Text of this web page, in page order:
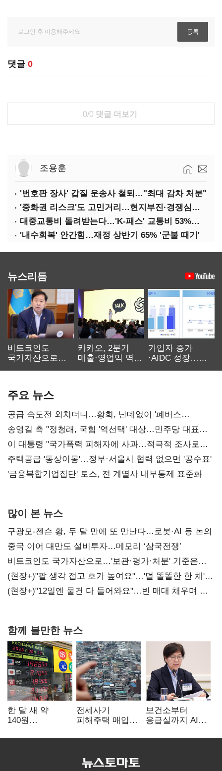
댓글 0
0/0 댓글 더보기
조용훈
'번호판 장사' 갑질 운송사 철퇴…"최대 감차 처분"
'중화권 리스크'도 고민거리…현지부진·경쟁심화·양안냉각
대중교통비 돌려받는다…'K-패스' 교통비 53%까지 환급
'내수회복' 안간힘…재정 상반기 65% '군불 때기'
뉴스리듬
비트코인도
국가자산으로…'
카카오, 2분기
매출·영업익 역대
가입자 증가
·AIDC 성장…
주요 뉴스
공급 속도전 외치더니…황희, 난데없이 '폐버스
리모델링' 제안
송영길 측 "정청래, 국힘 '역선택' 대상…민주당 대표로
총선 지휘 못해"
이 대통령 "국가폭력 피해자에 사과…적극적 조사로
진실 밝혀야"
주택공급 '동상이몽'…정부·서울시 협력 없으면 '공수표'
'금융복합기업집단' 토스, 전 계열사 내부통제 표준화
많이 본 뉴스
구광모-젠슨 황, 두 달 만에 또 만난다…로봇·AI 등 논의
중국 이어 대만도 설비투자…메모리 ‘삼국전쟁’
비트코인도 국가자산으로…'보관·평가·처분' 기준은
숙제
(현장+)"팔 생각 접고 호가 높여요"…'덜 똘똘한 한 채'
20억 키맞추기
(현장+)"12일엔 물건 다 들어와요"…빈 매대 채우며 문
함께 볼만한 뉴스
한 달 새 약
140원
엔저'에 원화
전세사기
피해주택 매입
누적 피해자
보건소부터
응급실까지 AI
혁신 본격화